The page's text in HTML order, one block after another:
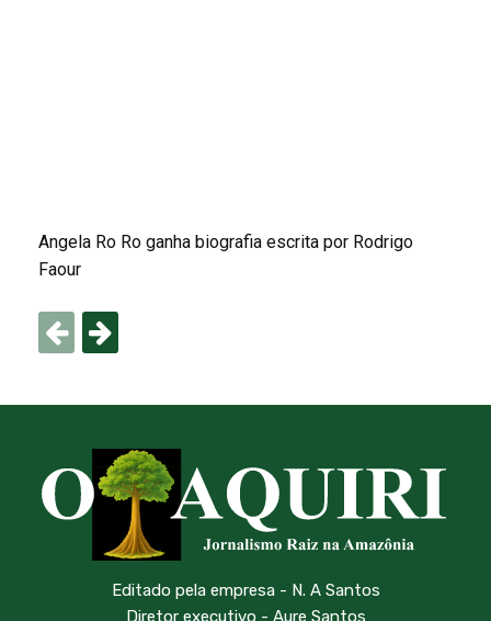
Angela Ro Ro ganha biografia escrita por Rodrigo
Faour
Editado pela empresa - N. A Santos
Diretor executivo - Aure Santos